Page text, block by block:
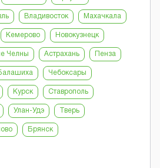
Владивосток Махачкала
Кемерово Новокузнецк
Челны Астрахань Пенза
Чебоксары
Курск Ставрополь
Улан-Удэ Тверь
Брянск